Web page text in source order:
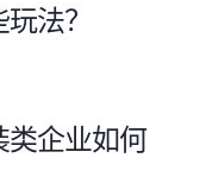
法？
企业如何